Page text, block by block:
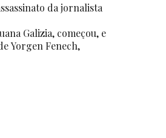
da jornalista
Galizia, começou, e
Yorgen Fenech,